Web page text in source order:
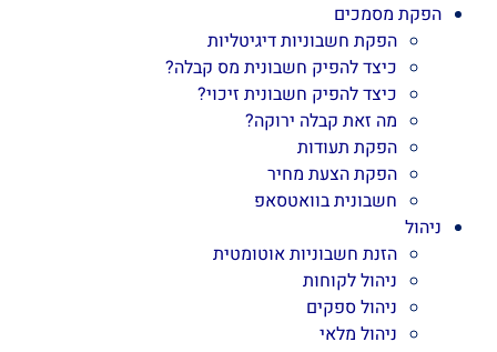
הפקת מסמכים
הפקת חשבוניות דיגיטליות
כיצד להפיק חשבונית מס קבלה?
כיצד להפיק חשבונית זיכוי?
מה זאת קבלה ירוקה?
הפקת תעודות
הפקת הצעת מחיר
חשבונית בוואטסאפ
ניהול
הזנת חשבוניות אוטומטית
ניהול לקוחות
ניהול ספקים
ניהול מלאי